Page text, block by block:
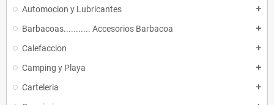
Automocion y Lubricantes add
Barbacoas........... Accesorios Barbacoa add
Calefaccion add
Camping y Playa add
Carteleria add